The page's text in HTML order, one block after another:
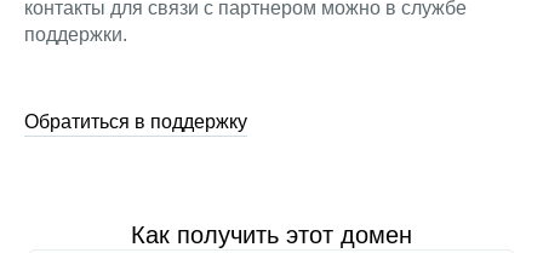
контакты для связи с партнером можно в службе
поддержки.
Обратиться в поддержку
Как получить этот домен